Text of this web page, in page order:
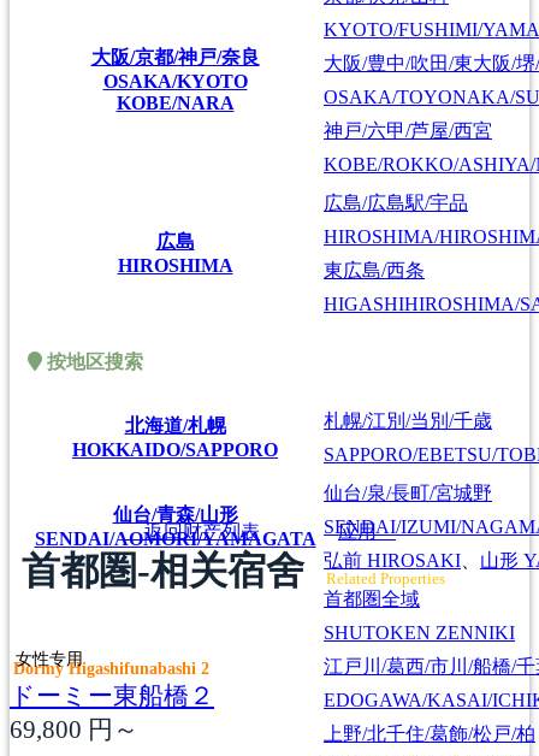
大阪/京都/神戸/奈良
OSAKA/KYOTO
KOBE/NARA
KYOTO/FUSHIMI/
大阪/豊中/吹田/東大阪/
OSAKA/TOYONAKA/
神戸/六甲/芦屋/西宮
KOBE/ROKKO/
広島
HIROSHIMA
広島/広島駅/宇品
HIROSHIMA/
東広島/西条
HIGASHIHIROSHIMA/
按地区搜索
北海道/札幌
HOKKAIDO/SAPPORO
札幌/江別/当別/千歳
SAPPORO/EBETSU/
仙台/青森/山形
SENDAI/AOMORI/YAMAGATA
仙台/泉/長町/宮城野
SENDAI/IZUMI/
弘前 HIROSAKI 山形
首都圏全域
SHUTOKEN ZENNIKI
江戸川/葛西/市川/船橋/千
EDOGAWA/KASAI/
上野/北千住/葛飾/松戸/柏
返回财产列表 应用
首都圏-相关宿舍 Related Properties
女性专用
Dormy Higashifunabashi 2
ドーミー東船橋２
69,800 円～